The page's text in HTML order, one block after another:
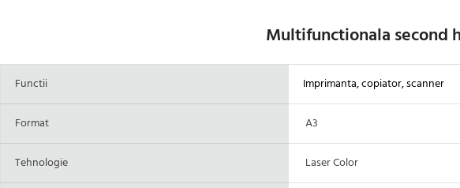
Multifunctionala second
Functii Imprimanta, copiator, scanner
Format A3
Tehnologie Laser Color